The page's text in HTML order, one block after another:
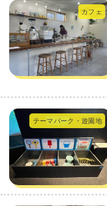
カフェ
テーマパーク・遊園地